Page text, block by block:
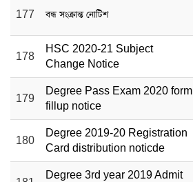
177 বন্ধ সংক্রান্ত নোটিশ
178
HSC 2020-21 Subject
Change Notice
179
Degree Pass Exam 2020 form
fillup notice
180
Degree 2019-20 Registration
Card distribution noticde
Degree 3rd year 2019 Admit